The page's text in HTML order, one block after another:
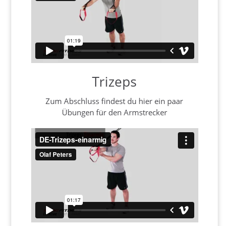
Trizeps
Zum Abschluss findest du hier ein paar
Übungen für den Armstrecker